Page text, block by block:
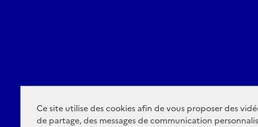
Ce site utilise des cookies afin de vous proposer des
de partage, des messages de communication